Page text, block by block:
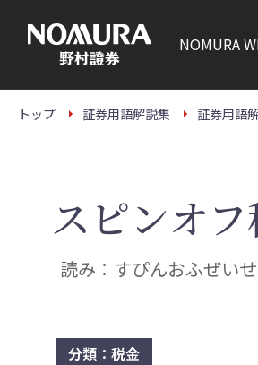
本
NOMURA
トップ 証券用語解説集 証券用語
スピンオ
読み：すぴんおふぜい
分類：税金